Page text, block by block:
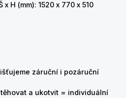
H (mm): 1520 x 770 x 510
záruční i pozáruční
a ukotvit = individuální